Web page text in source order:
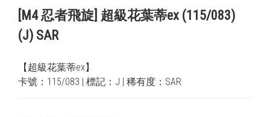
[M4 忍者飛旋] 超級花葉蒂ex (115/083)
(J) SAR
【超級花葉蒂ex】
卡號：115/083 | 標記：J | 稀有度：SAR